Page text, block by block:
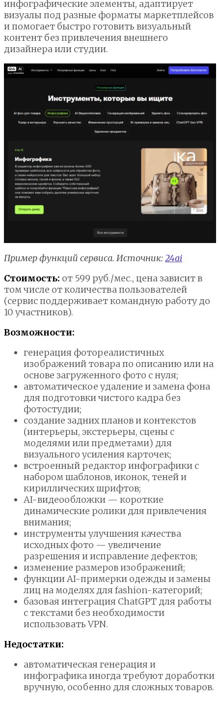
инфографические элементы, адаптирует
визуалы под разные форматы маркетплейсов
и помогает быстро готовить визуальный
контент без привлечения внешнего
дизайнера или студии.
Пример функций сервиса. Источник:24ai
Стоимость: от 599 руб./мес., цена зависит в
том числе от количества пользователей
(сервис поддерживает командную работу до
10 участников).
Возможности:
генерация фотореалистичных
изображений товара по описанию или на
основе загруженного фото с нуля;
автоматическое удаление и замена фона
для подготовки чистого кадра без
фотостудии;
создание задних планов и контекстов
(интерьеры, экстерьеры, сцены с
моделями или предметами) для
визуального усиления карточек;
встроенный редактор инфографики с
набором шаблонов, иконок, теней и
кириллических шрифтов;
AI-видеообложки — короткие
динамические ролики для привлечения
внимания;
инструменты улучшения качества
исходных фото — увеличение
разрешения и исправление дефектов;
изменение размеров изображений;
функции AI-примерки одежды и замены
лиц на моделях для fashion-категорий;
базовая интеграция ChatGPT для работы
с текстами без необходимости
использовать VPN.
Недостатки:
автоматическая генерация и
инфографика иногда требуют доработки
вручную, особенно для сложных товаров.